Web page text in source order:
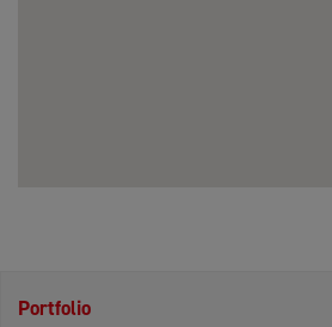
Portfolio